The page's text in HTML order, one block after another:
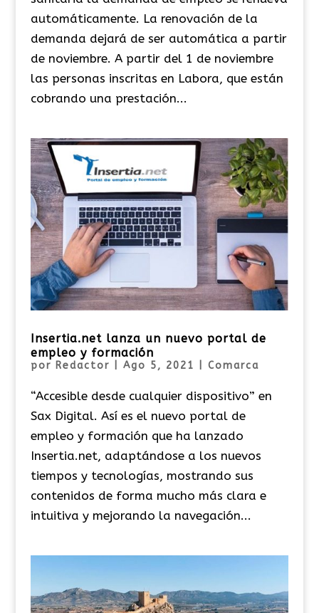
automáticamente. La renovación de la
demanda dejará de ser automática a partir
de noviembre. A partir del 1 de noviembre
las personas inscritas en Labora, que están
cobrando una prestación...
Insertia.net lanza un nuevo portal de
empleo y formación
por Redactor Ago 5, 2021 Comarca
“Accesible desde cualquier dispositivo” en
Sax Digital. Así es el nuevo portal de
empleo y formación que ha lanzado
Insertia.net, adaptándose a los nuevos
tiempos y tecnologías, mostrando sus
contenidos de forma mucho más clara e
intuitiva y mejorando la navegación...